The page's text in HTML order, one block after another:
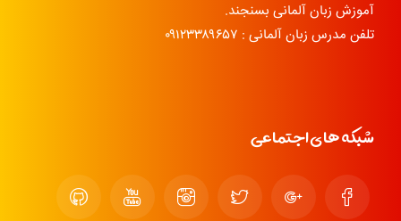
آموزش زبان آلمانی بسنجند.
تلفن مدرس زبان آلمانی : ۰۹۱۲۳۳۸۹۶۵۷
شبکه های اجتماعی